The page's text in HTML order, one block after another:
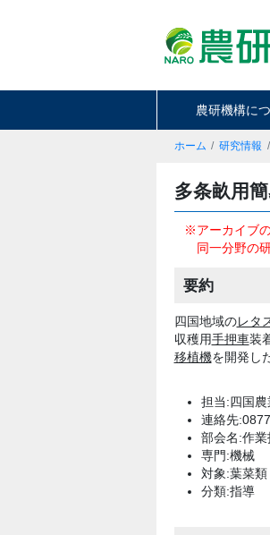
農研機構に
ホーム 研究情報
多条畝用
※アーカイブ
同一分野の
要約
四国地域のレタ
収穫用手押車装
移植機を開発し
担当:四国
連絡先
部会名:作
専門:機械
対象:葉菜類
分類:指導